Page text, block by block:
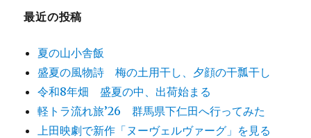
最近の投稿
夏の山小舎飯
盛夏の風物詩 梅の土用干し、夕顔の干瓢干し
令和8年畑 盛夏の中、出荷始まる
軽トラ流れ旅’26 群馬県下仁田へ行ってみた
上田映劇で新作「ヌーヴェルヴァーグ」を見る